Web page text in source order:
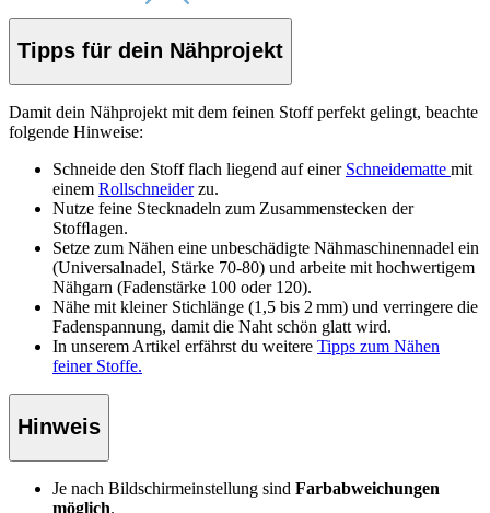
Tipps für dein Nähprojekt
Damit dein Nähprojekt mit dem feinen Stoff perfekt gelingt, beachte
folgende Hinweise:
Schneide den Stoffflach liegend auf einer Schneidematte mit
einem Rollschneiderzu.
Nutze feine Stecknadeln zum Zusammenstecken der
Stofﬂagen.
Setze zum Nähen eine unbeschädigte Nähmaschinennadel ein
(Universalnadel, Stärke 70-80) und arbeite mit hochwertigem
Nähgarn (Fadenstärke 100 oder 120).
Nähe mit kleiner Stichlänge (1,5 bis 2 mm) und verringere die
Fadenspannung, damit die Naht schön glatt wird.
In unserem Artikel erfährst du weitere Tipps zum Nähen
feiner Stoffe.
Hinweis
Je nach Bildschirmeinstellung sind Farbabweichungen
möglich.